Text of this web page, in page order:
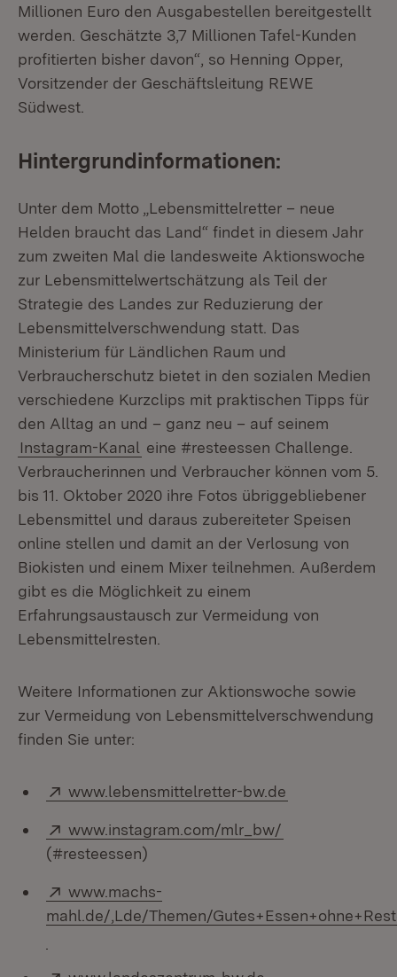
Millionen Euro den Ausgabestellen bereitgestellt
werden. Geschätzte 3,7 Millionen Tafel-Kunden
profitierten bisher davon“, so Henning Opper,
Vorsitzender der Geschäftsleitung REWE
Südwest.
Hintergrundinformationen:
Unter dem Motto „Lebensmittelretter – neue
Helden braucht das Land“ findet in diesem Jahr
zum zweiten Mal die landesweite Aktionswoche
zur Lebensmittelwertschätzung als Teil der
Strategie des Landes zur Reduzierung der
Lebensmittelverschwendung statt. Das
Ministerium für Ländlichen Raum und
Verbraucherschutz bietet in den sozialen Medien
verschiedene Kurzclips mit praktischen Tipps für
den Alltag an und – ganz neu – auf seinem
Instagram-Kanal eine #resteessen Challenge.
Verbraucherinnen und Verbraucher können vom 5.
bis 11. Oktober 2020 ihre Fotos übriggebliebener
Lebensmittel und daraus zubereiteter Speisen
online stellen und damit an der Verlosung von
Biokisten und einem Mixer teilnehmen. Außerdem
gibt es die Möglichkeit zu einem
Erfahrungsaustausch zur Vermeidung von
Lebensmittelresten.
Weitere Informationen zur Aktionswoche sowie
zur Vermeidung von Lebensmittelverschwendung
finden Sie unter:
Extern:
www.lebensmittelretter-bw.de
Extern:
www.instagram.com/mlr_bw/
(#resteessen)
Extern:
www.machs-
mahl.de/,Lde/Themen/